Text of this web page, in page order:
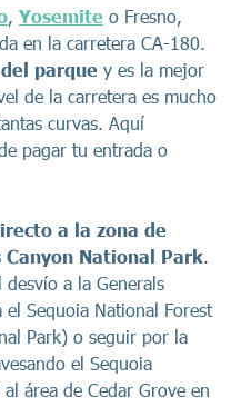
, Yosemite o Fresno,
en la carretera CA-180.
parque y es la mejor
de la carretera es mucho
curvas. Aquí
pagar tu entrada o
a la zona de
National Park.
desvío a la Generals
Sequoia National Forest
Park) o seguir por la
el Sequoia
área de Cedar Grove en